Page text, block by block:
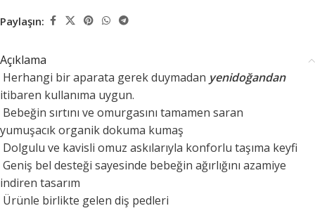
Paylaşın:
Açıklama
Herhangi bir aparata gerek duymadan yenidoğandan
itibaren kullanıma uygun.
Bebeğin sırtını ve omurgasını tamamen saran
yumuşacık organik dokuma kumaş
Dolgulu ve kavisli omuz askılarıyla konforlu taşıma keyfi
Geniş bel desteği sayesinde bebeğin ağırlığını azamiye
indiren tasarım
Ürünle birlikte gelen diş pedleri